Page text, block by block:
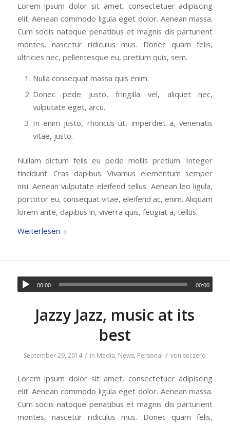
Lorem ipsum dolor sit amet, consectetuer adipiscing
elit. Aenean commodo ligula eget dolor. Aenean massa.
Cum sociis natoque penatibus et magnis dis parturient
montes, nascetur ridiculus mus. Donec quam felis,
ultricies nec, pellentesque eu, pretium quis, sem.
Nulla consequat massa quis enim.
Donec pede justo, fringilla vel, aliquet nec,
vulputate eget, arcu.
In enim justo, rhoncus ut, imperdiet a, venenatis
vitae, justo.
Nullam dictum felis eu pede mollis pretium. Integer
tincidunt. Cras dapibus. Vivamus elementum semper
nisi. Aenean vulputate eleifend tellus. Aenean leo ligula,
porttitor eu, consequat vitae, eleifend ac, enim. Aliquam
lorem ante, dapibus in, viverra quis, feugiat a, tellus.
Weiterlesen
00:00 00:00
Jazzy Jazz, music at its
best
September 29, 2014 / in Media, News, Personal / von sei:zero
Lorem ipsum dolor sit amet, consectetuer adipiscing
elit. Aenean commodo ligula eget dolor. Aenean massa.
Cum sociis natoque penatibus et magnis dis parturient
montes, nascetur ridiculus mus. Donec quam felis,